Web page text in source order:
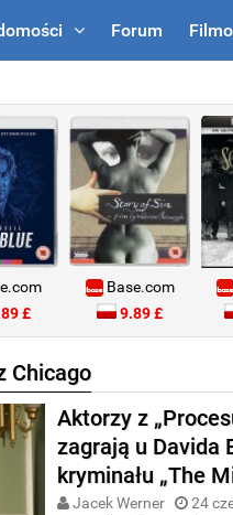
Forum
£
Base.com
9.89 £
Chicago
Aktorzy z
zagrają u Davida
kryminału „The
Jacek Werner 24